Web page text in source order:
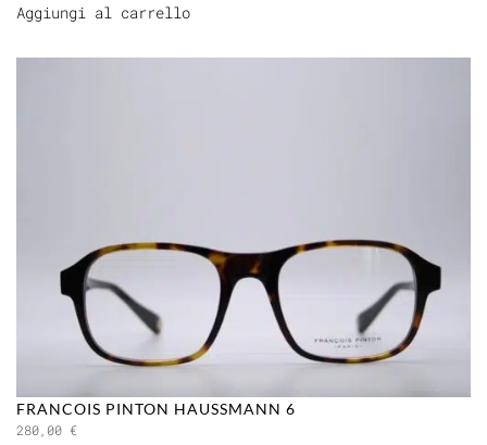
Aggiungi al carrello
FRANCOIS PINTON HAUSSMANN 6
280,00 €